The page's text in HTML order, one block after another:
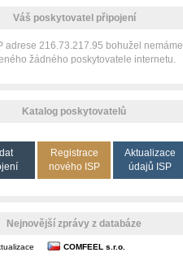
Váš poskytovatel připojení
adrese 216.73.217.95 bohužel nemáme
žádného poskytovatele internetu.
Katalog poskytovatelů
Registrace
nového ISP
Aktualizace
údajů ISP
Nejnovější zprávy z databáze
COMFEEL s.r.o.